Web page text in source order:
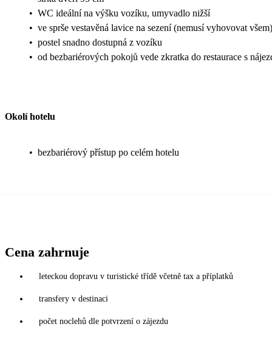
• WC ideální na výšku vozíku, umyvadlo nižší
• ve sprše vestavěná lavice na sezení (nemusí vyhovovat všem)
• postel snadno dostupná z vozíku
• od bezbariérových pokojů vede zkratka do restaurace s
Okolí hotelu
• bezbariérový přístup po celém hotelu
Cena zahrnuje
leteckou dopravu v turistické třídě včetně tax a příplatků
transfery v destinaci
počet noclehů dle potvrzení o zájezdu